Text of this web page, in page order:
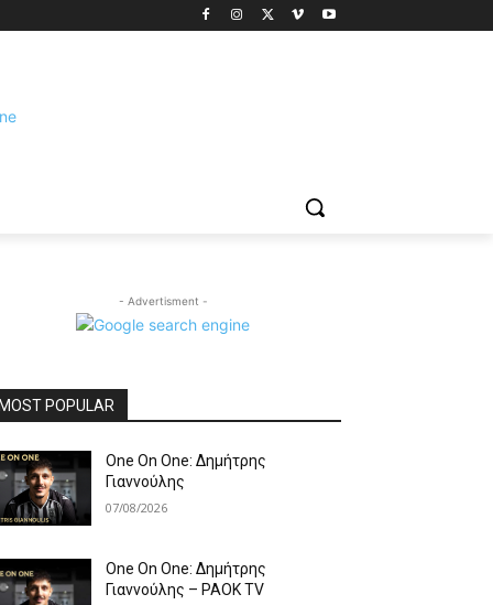
- Advertisment -
POPULAR
One On One: Δημήτρης
Γιαννούλης
07/08/2026
One On One: Δημήτρης
Γιαννούλης – PAOK TV